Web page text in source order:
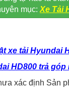
mục: Xe Tải
xe tải Hyundai
HD800 trả góp
xác định Sản